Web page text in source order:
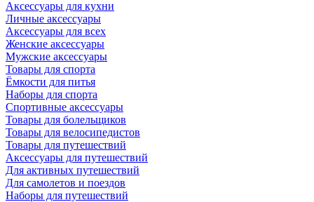
Аксессуары для кухни
Личные аксессуары
Аксессуары для всех
Женские аксессуары
Мужские аксессуары
Товары для спорта
Ёмкости для питья
Наборы для спорта
Спортивные аксессуары
Товары для болельщиков
Товары для велосипедистов
Товары для путешествий
Аксессуары для путешествий
Для активных путешествий
Для самолетов и поездов
Наборы для путешествий